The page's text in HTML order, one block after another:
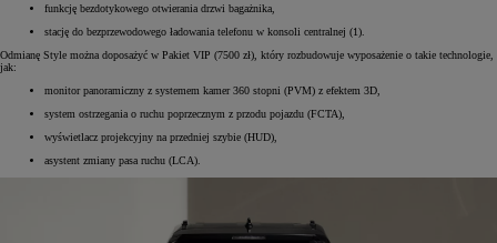
funkcję bezdotykowego otwierania drzwi bagażnika,
stację do bezprzewodowego ładowania telefonu w konsoli centralnej (1).
Odmianę Style można doposażyć w Pakiet VIP (7500 zł), który rozbudowuje wyposażenie o takie technologie,
jak:
monitor panoramiczny z systemem kamer 360 stopni (PVM) z efektem 3D,
system ostrzegania o ruchu poprzecznym z przodu pojazdu (FCTA),
wyświetlacz projekcyjny na przedniej szybie (HUD),
asystent zmiany pasa ruchu (LCA).